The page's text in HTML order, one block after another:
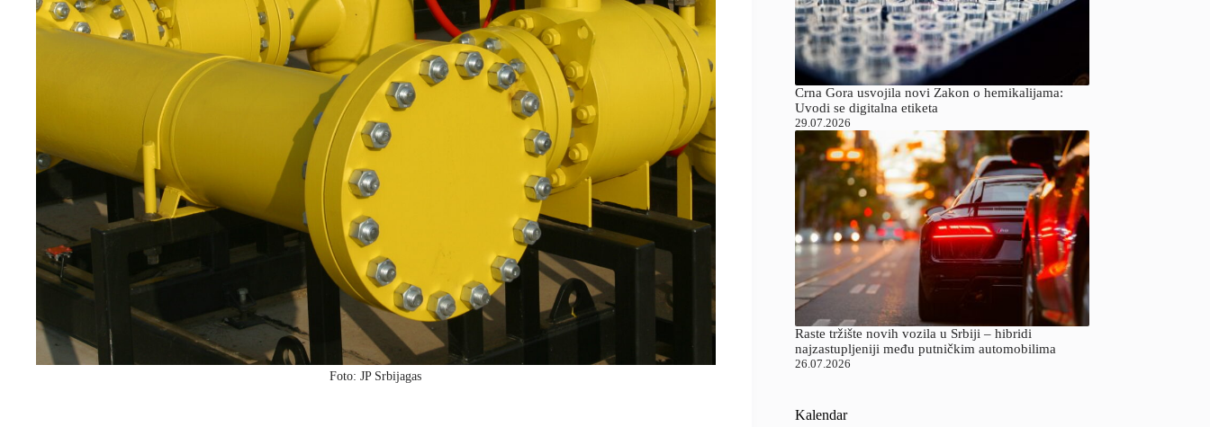
Foto: JP Srbijagas
Crna Gora usvojila novi Zakon o hemikalijama:
Uvodi se digitalna etiketa
29.07.2026
Raste tržište novih vozila u Srbiji – hibridi
najzastupljeniji među putničkim automobilima
26.07.2026
Kalendar